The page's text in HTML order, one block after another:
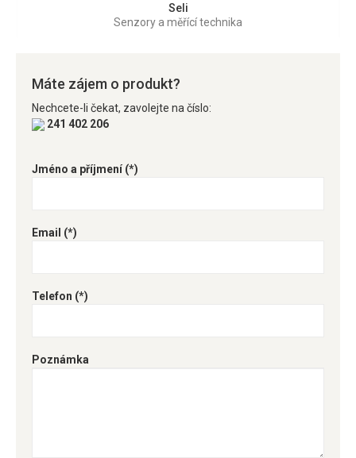
Seli
Senzory a měřící technika
Máte zájem o produkt?
Nechcete-li čekat, zavolejte na číslo:
241 402 206
Jméno a příjmení (*)
Email (*)
Telefon (*)
Poznámka